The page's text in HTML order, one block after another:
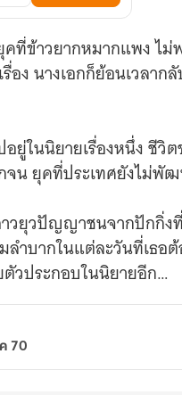
ข้าวยากหมากแพง ไม่
ง นางเอกก็ย้อนเวลาก
อยู่ในนิยายเรื่องหนึ่ง ชี
น ยุคที่ประเทศยังไม่พัฒ
วยุวปัญญาชนจากปักกิ่
ำบากในแต่ละวันที่เธอ
วประกอบในนิยายอีก
ชีวิตดันลำบากยากจน
ก้แค้นเอาคืนนางร้ายอ
70